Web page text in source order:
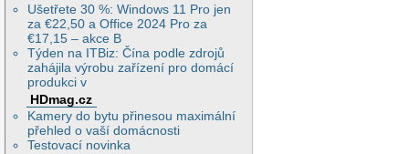
Ušetřete 30 %: Windows 11 Pro jen
za €22,50 a Office 2024 Pro za
€17,15 – akce B
Týden na ITBiz: Čína podle zdrojů
zahájila výrobu zařízení pro domácí
produkci v
HDmag.cz
Kamery do bytu přinesou maximální
přehled o vaší domácnosti
Testovací novinka